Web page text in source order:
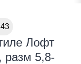
Лофт
разм 5,8-